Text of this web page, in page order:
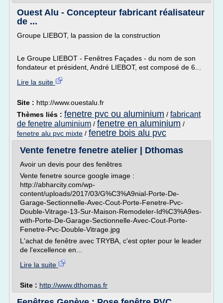
Ouest Alu - Concepteur fabricant réalisateur
de ...
Groupe LIEBOT, la passion de la construction
Le Groupe LIEBOT - Fenêtres Façades - du nom de son
fondateur et président, André LIEBOT, est composé de 6...
Lire la suite
Site : http://www.ouestalu.fr
Thèmes liés : fenetre pvc ou aluminium / fabricant
de fenetre aluminium / fenetre en aluminium /
fenetre alu pvc mixte / fenetre bois alu pvc
Vente fenetre fenetre atelier | Dthomas
Avoir un devis pour des fenêtres
Vente fenetre source google image :
http://abharcity.com/wp-
content/uploads/2017/03/G%C3%A9nial-Porte-De-
Garage-Sectionnelle-Avec-Cout-Porte-Fenetre-Pvc-
Double-Vitrage-13-Sur-Maison-Remodeler-Id%C3%A9es-
with-Porte-De-Garage-Sectionnelle-Avec-Cout-Porte-
Fenetre-Pvc-Double-Vitrage.jpg
L'achat de fenêtre avec TRYBA, c'est opter pour le leader
de l'excellence en...
Lire la suite
Site : http://www.dthomas.fr